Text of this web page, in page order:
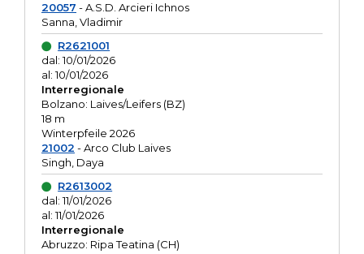
20057 - A.S.D. Arcieri Ichnos
Sanna, Vladimir
R2621001
dal: 10/01/2026
al: 10/01/2026
Interregionale
Bolzano: Laives/Leifers (BZ)
18 m
Winterpfeile 2026
21002 - Arco Club Laives
Singh, Daya
R2613002
dal: 11/01/2026
al: 11/01/2026
Interregionale
Abruzzo: Ripa Teatina (CH)